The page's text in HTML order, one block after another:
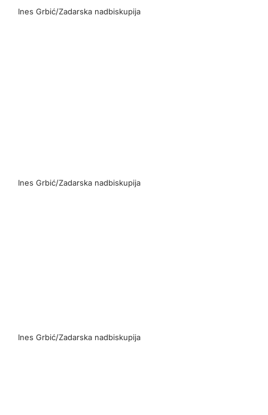
Ines Grbić/Zadarska nadbiskupija
Ines Grbić/Zadarska nadbiskupija
Ines Grbić/Zadarska nadbiskupija